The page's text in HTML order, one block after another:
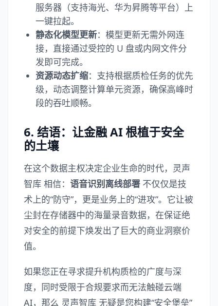
服务器（支持海光、华为昇腾等平台）上
一键拉起。
静态化模型更新：模型更新无需外网连
接，直接通过受控的 U 盘或内网文件分
发即可完成。
资源动态扩缩：支持根据质检任务的优先
级，动态调整计算单元资源，确保高峰时
段的吞吐顺畅。
6. 结语：让金融 AI 根植于安全
的土壤
在这个数据主权决定企业生命的时代， 灵声
智库 相信： 语音识别离线部署 不仅仅是技
术上的“防守”，更是业务上的“进攻”。它让被
尘封在存储器中的海量录音数据，在保证绝
对安全的前提下焕发出了巨大的商业洞察价
值。
如果您正在寻求提升机构质检的广度与深
度，同时受限于合规要求而无法触碰云端
AI，那么 灵声智库 无疑是您构建“安全堡垒”